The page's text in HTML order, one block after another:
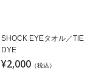
SHOCK EYEタオル／TIE
DYE
¥2,000 （税込）